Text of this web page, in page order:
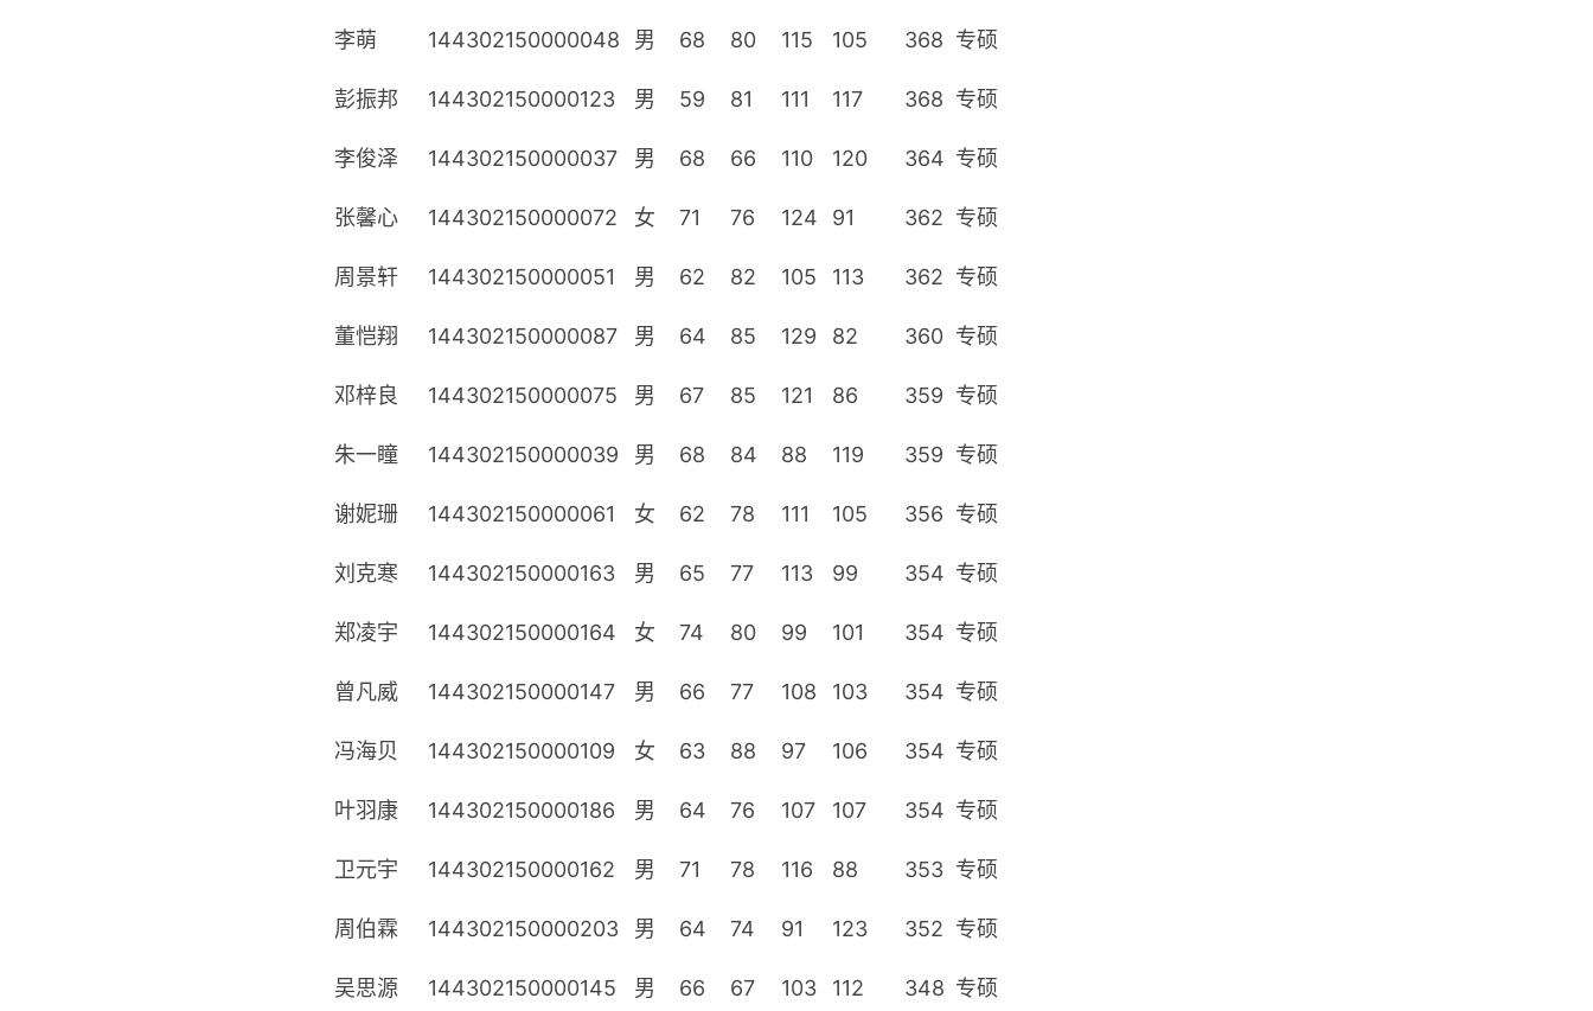
李萌 144302150000048 男 68 80 115 105 368 专硕
彭振邦 144302150000123 男 59 81 111 117 368 专硕
李俊泽 144302150000037 男 68 66 110 120 364 专硕
张馨心 144302150000072 女 71 76 124 91 362 专硕
周景轩 144302150000051 男 62 82 105 113 362 专硕
董恺翔 144302150000087 男 64 85 129 82 360 专硕
邓梓良 144302150000075 男 67 85 121 86 359 专硕
朱一瞳 144302150000039 男 68 84 88 119 359 专硕
谢妮珊 144302150000061 女 62 78 111 105 356 专硕
刘克寒 144302150000163 男 65 77 113 99 354 专硕
郑凌宇 144302150000164 女 74 80 99 101 354 专硕
曾凡威 144302150000147 男 66 77 108 103 354 专硕
冯海贝 144302150000109 女 63 88 97 106 354 专硕
叶羽康 144302150000186 男 64 76 107 107 354 专硕
卫元宇 144302150000162 男 71 78 116 88 353 专硕
周伯霖 144302150000203 男 64 74 91 123 352 专硕
吴思源 144302150000145 男 66 67 103 112 348 专硕